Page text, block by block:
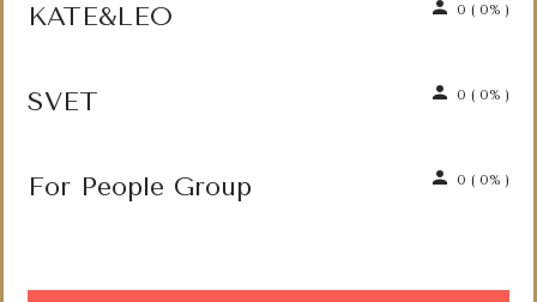
KATE&LEO 0 ( 0% )
SVET 0 ( 0% )
For People Group 0 ( 0% )